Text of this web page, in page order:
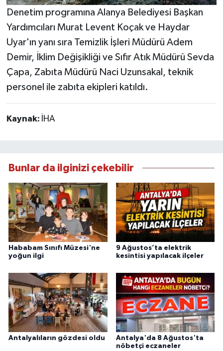
Denetim programına Alanya Belediyesi Başkan
Yardımcıları Murat Levent Koçak ve Haydar
Uyar'ın yanı sıra Temizlik İşleri Müdürü Adem
Demir, İklim Değişikliği ve Sıfır Atık Müdürü Sevda
Çapa, Zabıta Müdürü Naci Uzunsakal, teknik
personel ile zabıta ekipleri katıldı.
Kaynak: İHA
Bunlar da ilginizi çekebilir
Hababam Sınıfı Müzesi'ne
yoğun ilgi
9 Ağustos’ta elektrik
kesintisi yapılacak ilçeler
Antalyalıların gözdesi oldu
Antalya'da 8 Ağustos'ta
nöbetçi eczaneler